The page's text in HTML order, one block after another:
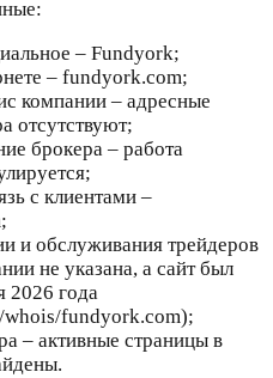
– Fundyork;
– fundyork.com;
компании – адресные
отсутствуют;
брокера – работа
с клиентами –
и обслуживания трейдеров
не указана, а сайт был
2026 года
fundyork.com);
– активные страницы в